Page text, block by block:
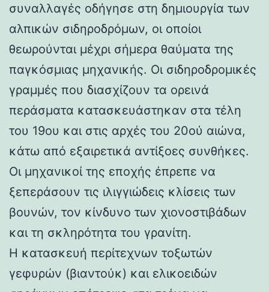
συναλλαγές οδήγησε στη δημιουργία των
αλπικών σιδηροδρόμων, οι οποίοι
θεωρούνται μέχρι σήμερα θαύματα της
παγκόσμιας μηχανικής. Οι σιδηροδρομικές
γραμμές που διασχίζουν τα ορεινά
περάσματα κατασκευάστηκαν στα τέλη
του 19ου και στις αρχές του 20ού αιώνα,
κάτω από εξαιρετικά αντίξοες συνθήκες.
Οι μηχανικοί της εποχής έπρεπε να
ξεπεράσουν τις ιλιγγιώδεις κλίσεις των
βουνών, τον κίνδυνο των χιονοστιβάδων
και τη σκληρότητα του γρανίτη.
Η κατασκευή περίτεχνων τοξωτών
γεφυρών (βιαντούκ) και ελικοειδών